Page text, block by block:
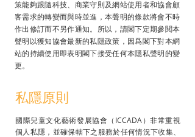
策能夠跟隨科技、商業守則及網站使用者和協會顧
客需求的轉變而與時並進，本聲明的條款將會不時
作出修訂而不另作通知。所以，請閣下定期參閱本
聲明以獲知協會最新的私隱政策，因爲閣下對本網
站的持續使用即表明閣下接受任何本隱私聲明的變
更。
私隱原則
國際兒童文化藝術發展協會（ICCADA）非常重視
個人私隱，並確保轄下之服務於任何情況下收集、